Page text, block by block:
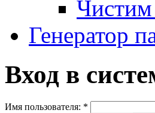
Генератор
Вход в
Имя пользователя: *